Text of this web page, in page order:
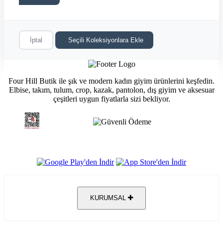
İptal Seçili Koleksiyonlara Ekle
Four Hill Butik ile şık ve modern kadın giyim ürünlerini keşfedin.
Elbise, takım, tulum, crop, kazak, pantolon, dış giyim ve aksesuar
çeşitleri uygun fiyatlarla sizi bekliyor.
KURUMSAL